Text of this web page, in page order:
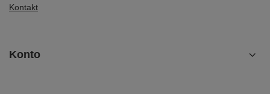
Kontakt
Konto